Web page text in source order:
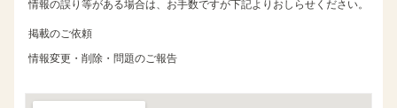
情報の誤り等がある場合は、お手数ですが下記よりおしらせください。
掲載のご依頼
情報変更・削除・問題のご報告